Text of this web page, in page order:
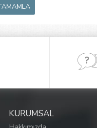
KURUMSAL